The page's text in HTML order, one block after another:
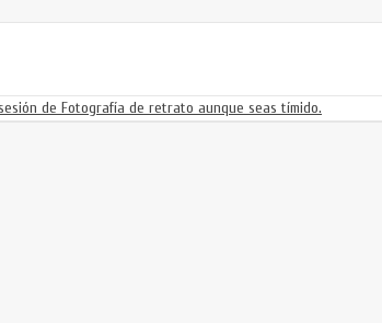
de Fotografía de retrato aunque seas tímido.